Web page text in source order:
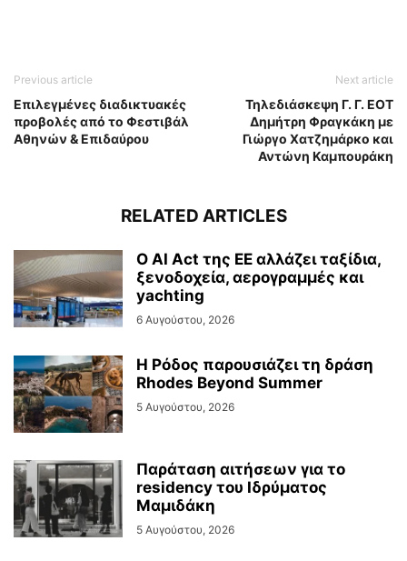
Previous article
Επιλεγμένες διαδικτυακές
προβολές από το Φεστιβάλ
Αθηνών & Επιδαύρου
Next article
Τηλεδιάσκεψη Γ. Γ. ΕΟΤ
Δημήτρη Φραγκάκη με
Γιώργο Χατζημάρκο και
Αντώνη Καμπουράκη
RELATED ARTICLES
Ο AI Act της ΕΕ αλλάζει ταξίδια,
ξενοδοχεία, αερογραμμές και
yachting
6 Αυγούστου, 2026
Η Ρόδος παρουσιάζει τη δράση
Rhodes Beyond Summer
5 Αυγούστου, 2026
Παράταση αιτήσεων για το
residency του Ιδρύματος
Μαμιδάκη
5 Αυγούστου, 2026